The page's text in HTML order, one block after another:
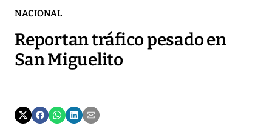
NACIONAL
Reportan tráfico pesado en
San Miguelito